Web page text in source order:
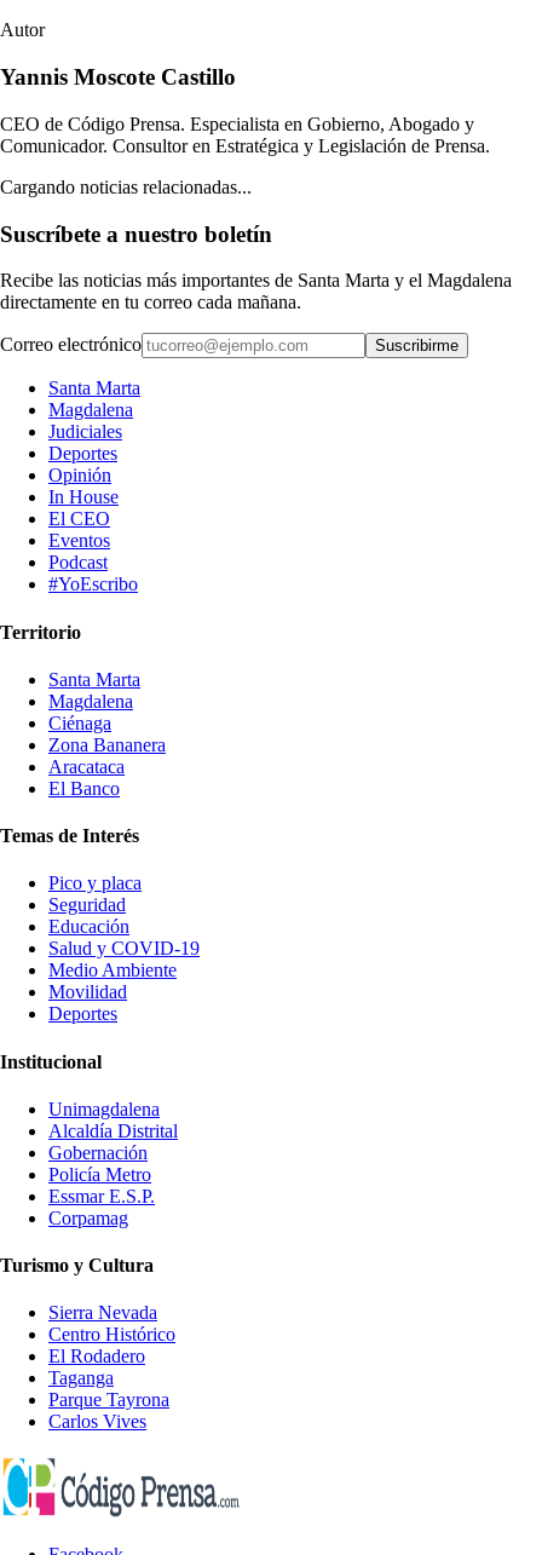
Autor
Yannis Moscote Castillo
CEO de Código Prensa. Especialista en Gobierno, Abogado y
Comunicador. Consultor en Estratégica y Legislación de Prensa.
Cargando noticias relacionadas...
Suscríbete a nuestro boletín
Recibe las noticias más importantes de Santa Marta y el Magdalena
directamente en tu correo cada mañana.
Correo electrónico Suscribirme
Santa Marta
Magdalena
Judiciales
Deportes
Opinión
In House
El CEO
Eventos
Podcast
#YoEscribo
Territorio
Santa Marta
Magdalena
Ciénaga
Zona Bananera
Aracataca
El Banco
Temas de Interés
Pico y placa
Seguridad
Educación
Salud y COVID-19
Medio Ambiente
Movilidad
Deportes
Institucional
Unimagdalena
Alcaldía Distrital
Gobernación
Policía Metro
Essmar E.S.P.
Corpamag
Turismo y Cultura
Sierra Nevada
Centro Histórico
El Rodadero
Taganga
Parque Tayrona
Carlos Vives